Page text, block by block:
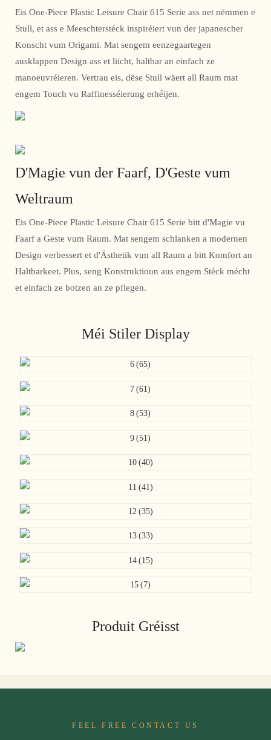
Eis One-Piece Plastic Leisure Chair 615 Serie ass net nëmmen e
Stull, et ass e Meeschterstéck inspiréiert vun der japanescher
Konscht vum Origami. Mat sengem eenzegaartegen
ausklappen Design ass et liicht, haltbar an einfach ze
manoeuvréieren. Vertrau eis, dëse Stull wäert all Raum mat
engem Touch vu Raffinesséierung erhéijen.
D'Magie vun der Faarf, D'Geste vum
Weltraum
Eis One-Piece Plastic Leisure Chair 615 Serie bitt d'Magie vu
Faarf a Geste vum Raum. Mat sengem schlanken a modernen
Design verbessert et d'Ästhetik vun all Raum a bitt Komfort an
Haltbarkeet. Plus, seng Konstruktioun aus engem Stéck mécht
et einfach ze botzen an ze pflegen.
Méi Stiler Display
Produit Gréisst
FEEL FREE CONTACT US